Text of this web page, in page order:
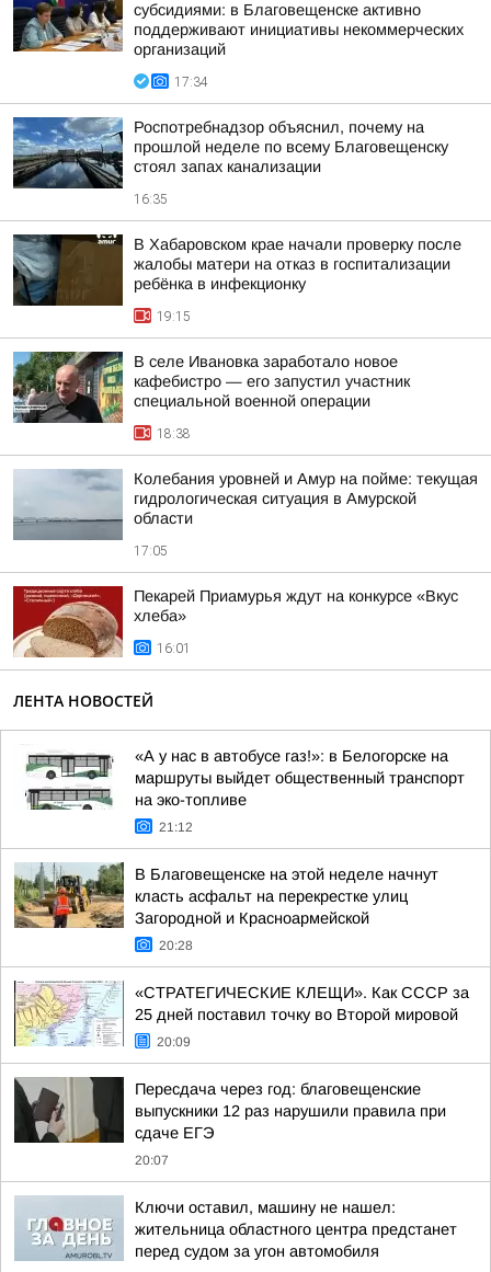
субсидиями: в Благовещенске активно
поддерживают инициативы некоммерческих
организаций
17:34
Роспотребнадзор объяснил, почему на
прошлой неделе по всему Благовещенску
стоял запах канализации
16:35
В Хабаровском крае начали проверку после
жалобы матери на отказ в госпитализации
ребёнка в инфекционку
19:15
В селе Ивановка заработало новое
кафебистро — его запустил участник
специальной военной операции
18:38
Колебания уровней и Амур на пойме: текущая
гидрологическая ситуация в Амурской
области
17:05
Пекарей Приамурья ждут на конкурсе «Вкус
хлеба»
16:01
ЛЕНТА НОВОСТЕЙ
«А у нас в автобусе газ!»: в Белогорске на
маршруты выйдет общественный транспорт
на эко-топливе
21:12
В Благовещенске на этой неделе начнут
класть асфальт на перекрестке улиц
Загородной и Красноармейской
20:28
«СТРАТЕГИЧЕСКИЕ КЛЕЩИ». Как СССР за
25 дней поставил точку во Второй мировой
20:09
Пересдача через год: благовещенские
выпускники 12 раз нарушили правила при
сдаче ЕГЭ
20:07
Ключи оставил, машину не нашел:
жительница областного центра предстанет
перед судом за угон автомобиля